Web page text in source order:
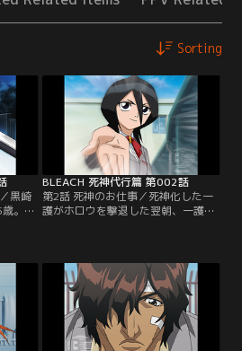
Sorting
黒崎
。ユ
こと
幽霊
てい
物の
【提
BLEACH 死神代行篇 第002話
第2話 死神のお仕事／死神化した一
護がホロウを撃退した翌朝、一護の
やってきた昨夜の死神・朽木（くち
き）ルキアと再会する。死神の能力
の大半を一護に奪われたルキアは、
自らの能力が戻るまで死神代行とし
て戦うことを一護に迫る。しかし、
ルキアの命令を拒否する一護。【提